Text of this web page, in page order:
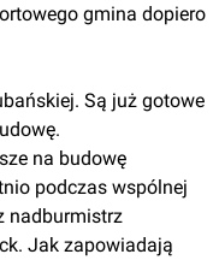
gmina dopiero
podczas wspólnej
nadburmistrz
Jak zapowiadają